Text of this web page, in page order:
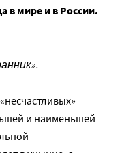
в мире и в России.
и наименьшей